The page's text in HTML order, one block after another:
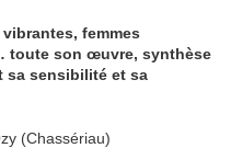
femmes
toute son œuvre, synthèse
sa sensibilité et sa